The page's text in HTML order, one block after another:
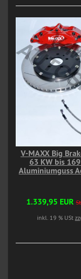
V-MAXX Big
63 KW bis
Aluminiumguss
1.339,95 EUR
inkl. 19 % USt